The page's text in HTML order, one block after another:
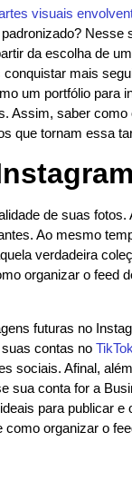
visuais
da escolha de
mais
um portfólio para
Assim, saber
que tornam essa
de suas
Ao mesmo
verdadeira
organizar o feed
futuras no
contas no TikTok
sociais. Afinal,
sua conta for a
para publicar
organizar o